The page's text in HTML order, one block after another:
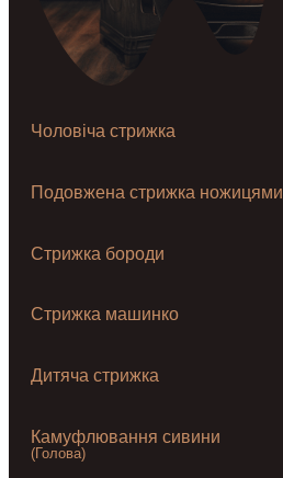
Чоловіча стрижка
Подовжена стрижка ножицями
Стрижка бороди
Стрижка машинко
Дитяча стрижка
Камуфлювання сивини
(Голова)